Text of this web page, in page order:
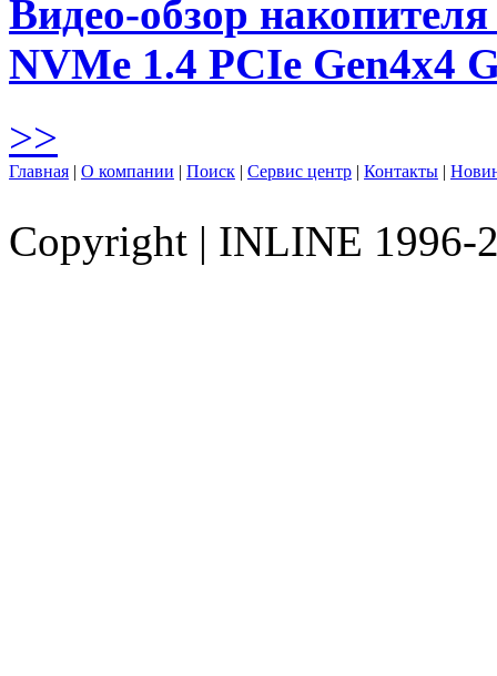
Видео-обзор
NVMe 1.4 PCIe Gen4х4
>>
Главная | О компании | Поиск | Сервис центр | Контакты |
Copyright | INLINE 1996-